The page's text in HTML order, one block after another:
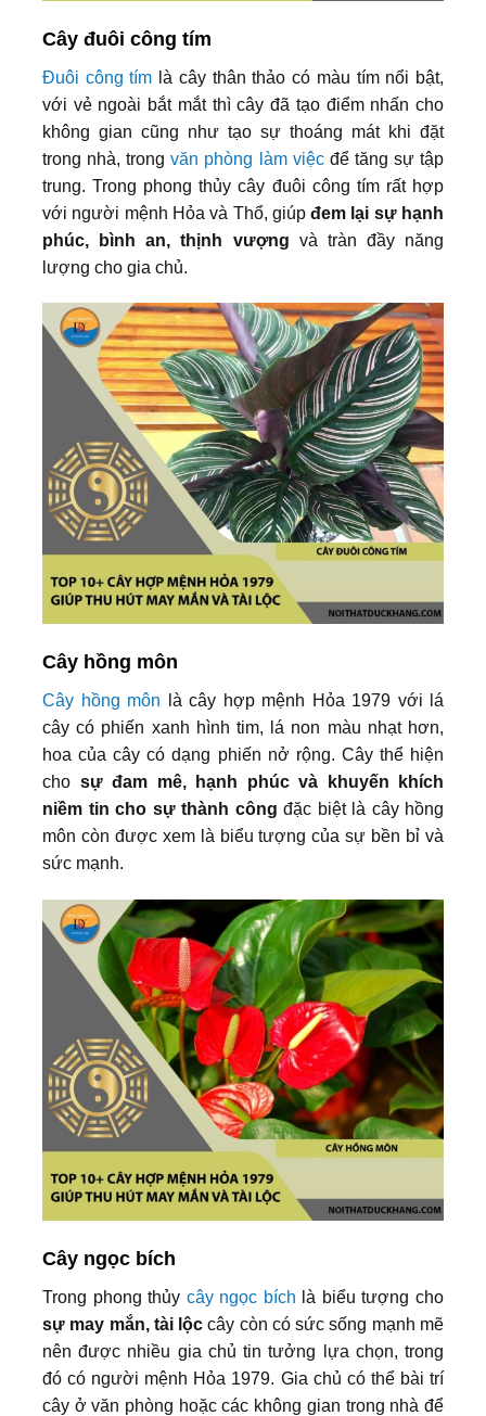
Cây đuôi công tím
Đuôi công tím là cây thân thảo có màu tím nổi bật,
với vẻ ngoài bắt mắt thì cây đã tạo điểm nhấn cho
không gian cũng như tạo sự thoáng mát khi đặt
trong nhà, trongvăn phòng làm việcđể tăng sự tập
trung. Trong phong thủy cây đuôi công tím rất hợp
với người mệnh Hỏa và Thổ, giúpđem lại sự hạnh
phúc, bình an, thịnh vượng và tràn đầy năng
lượng cho gia chủ.
Cây hồng môn
Cây hồng môn là cây hợp mệnh Hỏa 1979 với lá
cây có phiến xanh hình tim, lá non màu nhạt hơn,
hoa của cây có dạng phiến nở rộng. Cây thể hiện
cho sự đam mê, hạnh phúc và khuyến khích
niềm tin cho sự thành công đặc biệt là cây hồng
môn còn được xem là biểu tượng của sự bền bỉ và
sức mạnh.
Cây ngọc bích
Trong phong thủy cây ngọc bích là biểu tượng cho
sự may mắn, tài lộc cây còn có sức sống mạnh mẽ
nên được nhiều gia chủ tin tưởng lựa chọn, trong
đó có người mệnh Hỏa 1979. Gia chủ có thể bài trí
cây ở văn phòng hoặc các không gian trong nhà để